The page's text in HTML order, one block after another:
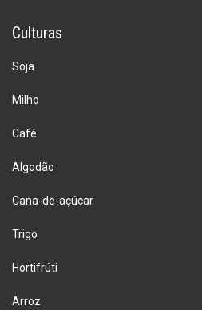
Culturas
Soja
Milho
Café
Algodão
Cana-de-açúcar
Trigo
Hortifrúti
Arroz